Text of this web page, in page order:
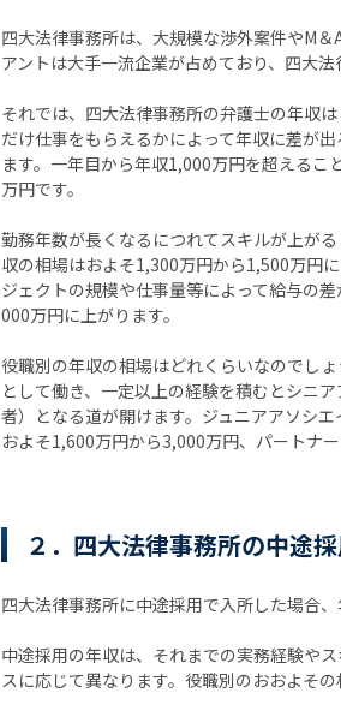
四大法律事務所は、大規模な渉外案件やM
アントは大手一流企業が占めており、四大
それでは、四大法律事務所の弁護士の年収
だけ仕事をもらえるかによって年収に差が
ます。一年目から年収1,000万円を超える
万円です。
勤務年数が長くなるにつれてスキルが上が
収の相場はおよそ1,300万円から1,500万円
ジェクトの規模や仕事量等によって給与の
000万円に上がります。
役職別の年収の相場はどれくらいなのでし
として働き、一定以上の経験を積むとシニ
者）となる道が開けます。ジュニアアソシ
およそ1,600万円から3,000万円、パートナ
２．四大法律事務所の中途
四大法律事務所に中途採用で入所した場合
中途採用の年収は、それまでの実務経験や
スに応じて異なります。役職別のおおよその